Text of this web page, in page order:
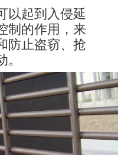
以起到入侵延
制的作用， 来
防止盗窃、抢